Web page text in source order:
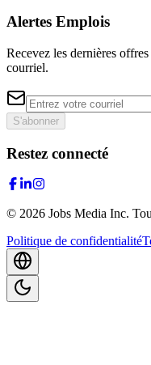
Alertes Emplois
Recevez les dernières
courriel.
S'abonner
Restez connecté
© 2026 Jobs Media Inc.
Politique de confidentialité